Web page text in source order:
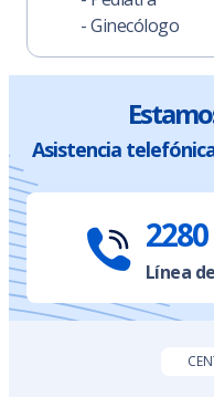
- Ginecólogo
Asistencia
Línea